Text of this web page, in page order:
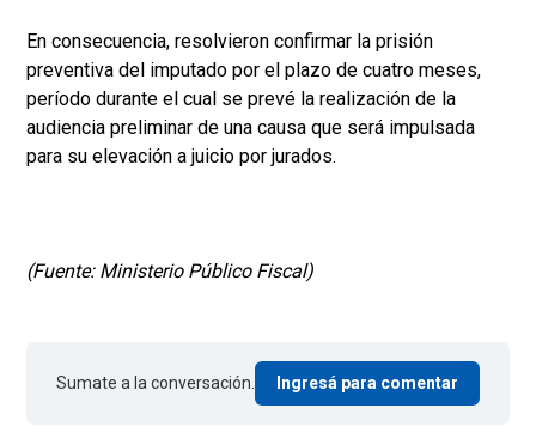
En consecuencia, resolvieron confirmar la prisión
preventiva del imputado por el plazo de cuatro meses,
período durante el cual se prevé la realización de la
audiencia preliminar de una causa que será impulsada
para su elevación a juicio por jurados.
(Fuente: Ministerio Público Fiscal)
Sumate a la conversación. Ingresá para comentar